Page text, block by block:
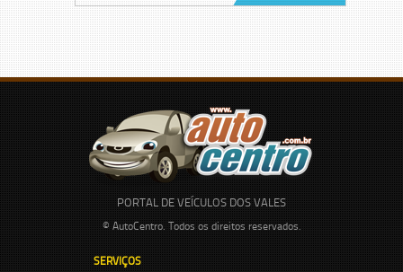
PORTAL DE VEÍCULOS DOS VALES
© AutoCentro. Todos os direitos reservados.
SERVIÇOS